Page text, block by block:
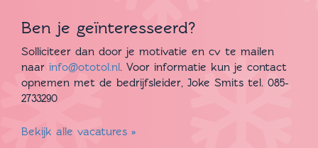
Ben je geïnteresseerd?
Solliciteer dan door je motivatie en cv te mailen
naar info@ototol.nl. Voor informatie kun je contact
opnemen met de bedrijfsleider, Joke Smits tel. 085-
2733290
Bekijk alle vacatures »